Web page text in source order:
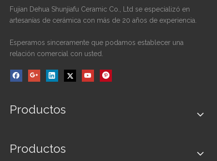
Fujian Dehua Shunjiafu Ceramic Co., Ltd se especializó en
artesanías de cerámica con más de 20 años de experiencia.
Esperamos sinceramente que podamos establecer una
relación comercial con usted.
Productos
Productos